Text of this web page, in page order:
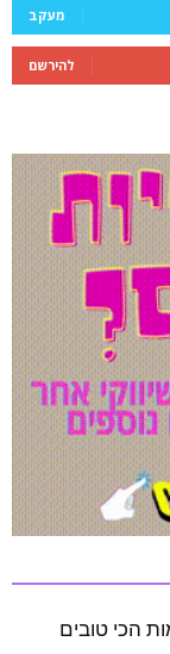
מעקב
להירשם
הכי טובים